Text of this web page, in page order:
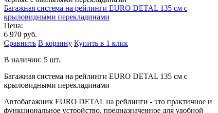
Багажная система на рейлинги EURO DETAL 135 см с
крыловидными перекладинами
Цена:
6 970 руб.
Сравнить В корзину Купить в 1 клик
В наличии: 5 шт.
Багажная система на рейлинги EURO DETAL 135 см с
крыловидными перекладинами
Автобагажник EURO DETAL на рейлинги - это практичное и
функциональное устройство, предназначенное для удобной